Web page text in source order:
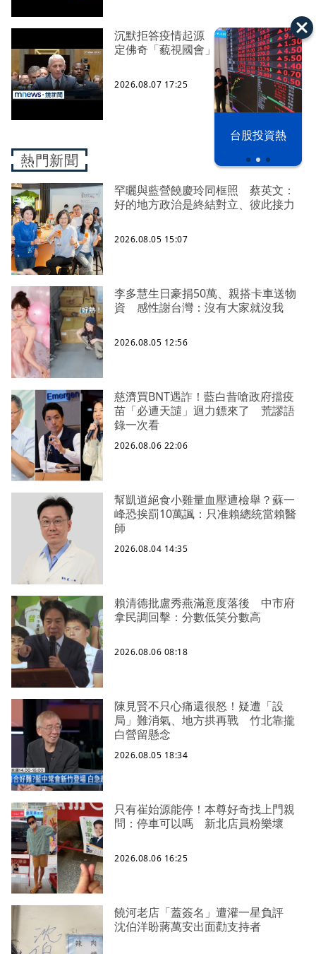
台股投資熱
沉默拒答疫情起源 美參院委員會認
定佛奇「藐視國會」
2026.08.07 17:25
熱門新聞
罕曬與藍營饒慶玲同框照 蔡英文：
好的地方政治是終結對立、彼此接力
2026.08.05 15:07
李多慧生日豪捐50萬、親搭卡車送物
資 感性謝台灣：沒有大家就沒我
2026.08.05 12:56
慈濟買BNT遇詐！藍白昔嗆政府擋疫
苗「必遭天譴」迴力鏢來了 荒謬語
錄一次看
2026.08.06 22:06
幫凱道絕食小雞量血壓遭檢舉？蘇一
峰恐挨罰10萬諷：只准賴總統當賴醫
師
2026.08.04 14:35
賴清德批盧秀燕滿意度落後 中市府
拿民調回擊：分數低笑分數高
2026.08.06 08:18
陳見賢不只心痛還很怒！疑遭「設
局」難消氣、地方拱再戰 竹北靠攏
白營留懸念
2026.08.05 18:34
只有崔始源能停！本尊好奇找上門親
問：停車可以嗎 新北店員粉樂壞
2026.08.06 16:25
饒河老店「蓋簽名」遭灌一星負評
沈伯洋盼蔣萬安出面勸支持者